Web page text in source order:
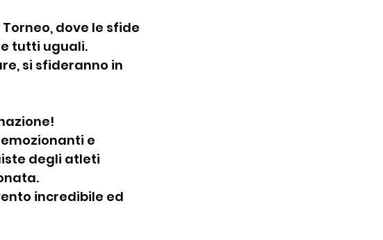
dove le sfide
tutti uguali.
si sfideranno in
e
degli atleti
incredibile ed